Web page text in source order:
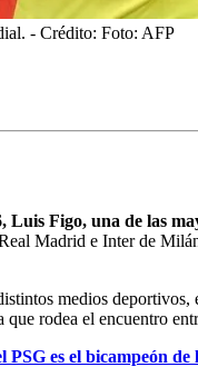
- Crédito: Foto: AFP
Luis Figo, una de las
Madrid e Inter de
medios
rodea el encuentro
PSG es el bicampeón